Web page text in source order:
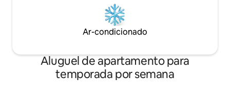
Ar-condicionado
Aluguel de apartamento para
temporada por semana